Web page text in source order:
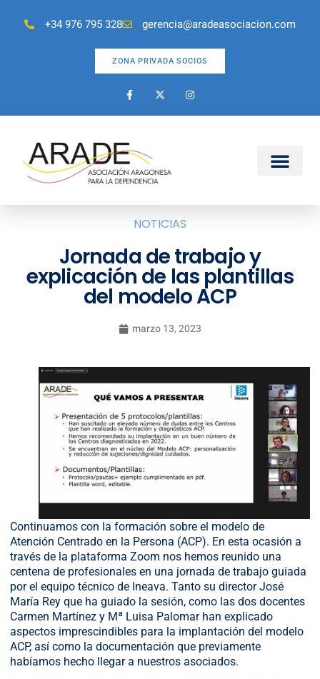
+34 976 795 328 gerencia@aradeasociacion.com
ZONA PRIVADA SOCIOS
NOTICIAS
Jornada de trabajo y
explicación de las plantillas
del modelo ACP
marzo 13, 2023
Continuamos con la formación sobre el modelo de
Atención Centrado en la Persona (ACP). En esta ocasión a
través de la plataforma Zoom nos hemos reunido una
centena de profesionales en una jornada de trabajo guiada
por el equipo técnico de Ineava. Tanto su director José
María Rey que ha guiado la sesión, como las dos docentes
Carmen Martínez y Mª Luisa Palomar han explicado
aspectos imprescindibles para la implantación del modelo
ACP, así como la documentación que previamente
habíamos hecho llegar a nuestros asociados.